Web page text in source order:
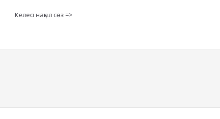
Келесі нақыл сөз =>